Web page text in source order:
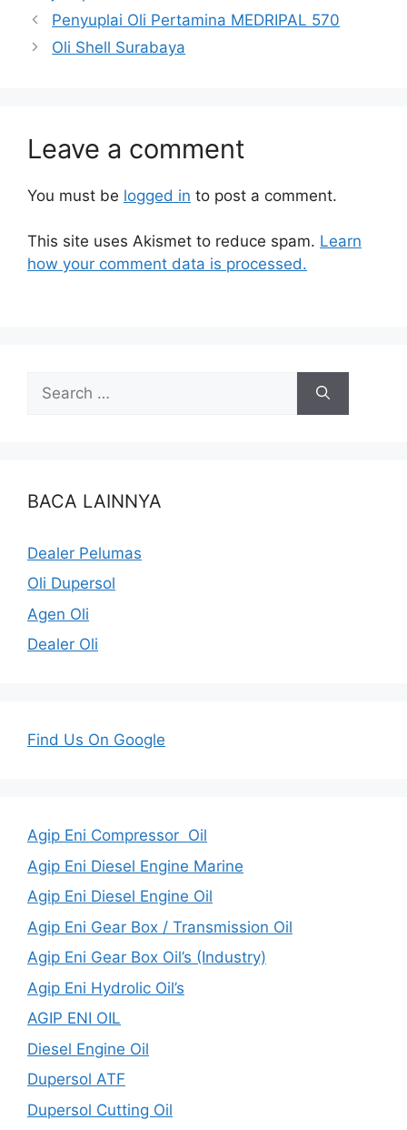
Penyuplai Oli Pertamina MEDRIPAL 570
Oli Shell Surabaya
Leave a comment
You must be logged in to post a comment.
This site uses Akismet to reduce spam. Learn
how your comment data is processed.
BACA LAINNYA
Dealer Pelumas
Oli Dupersol
Agen Oli
Dealer Oli
Find Us On Google
Agip Eni Compressor Oil
Agip Eni Diesel Engine Marine
Agip Eni Diesel Engine Oil
Agip Eni Gear Box / Transmission Oil
Agip Eni Gear Box Oil’s (Industry)
Agip Eni Hydrolic Oil’s
AGIP ENI OIL
Diesel Engine Oil
Dupersol ATF
Dupersol Cutting Oil